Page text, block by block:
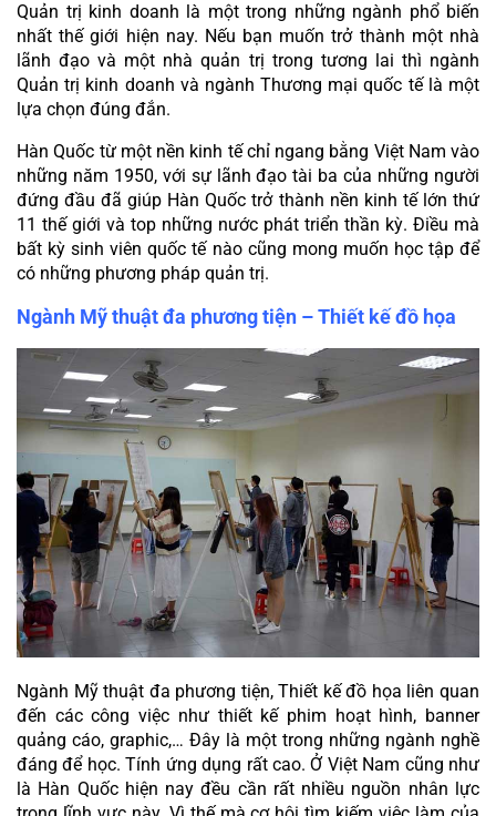
Quản trị kinh doanh là một trong những ngành phổ biến
nhất thế giới hiện nay. Nếu bạn muốn trở thành một nhà
lãnh đạo và một nhà quản trị trong tương lai thì ngành
Quản trị kinh doanh và ngành Thương mại quốc tế là một
lựa chọn đúng đắn.
Hàn Quốc từ một nền kinh tế chỉ ngang bằng Việt Nam vào
những năm 1950, với sự lãnh đạo tài ba của những người
đứng đầu đã giúp Hàn Quốc trở thành nền kinh tế lớn thứ
11 thế giới và top những nước phát triển thần kỳ. Điều mà
bất kỳ sinh viên quốc tế nào cũng mong muốn học tập để
có những phương pháp quản trị.
Ngành Mỹ thuật đa phương tiện – Thiết kế đồ họa
Ngành Mỹ thuật đa phương tiện, Thiết kế đồ họa liên quan
đến các công việc như thiết kế phim hoạt hình, banner
quảng cáo, graphic,… Đây là một trong những ngành nghề
đáng để học. Tính ứng dụng rất cao. Ở Việt Nam cũng như
là Hàn Quốc hiện nay đều cần rất nhiều nguồn nhân lực